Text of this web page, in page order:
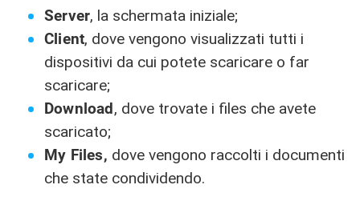
Server, la schermata iniziale;
Client, dove vengono visualizzati tutti i
dispositivi da cui potete scaricare o far
scaricare;
Download, dove trovate i files che avete
scaricato;
My Files, dove vengono raccolti i documenti
che state condividendo.